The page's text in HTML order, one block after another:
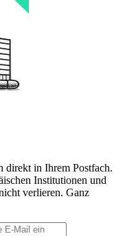
direkt in Ihrem Postfach.
Institutionen und
verlieren. Ganz